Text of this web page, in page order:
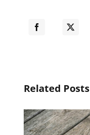
Related Posts